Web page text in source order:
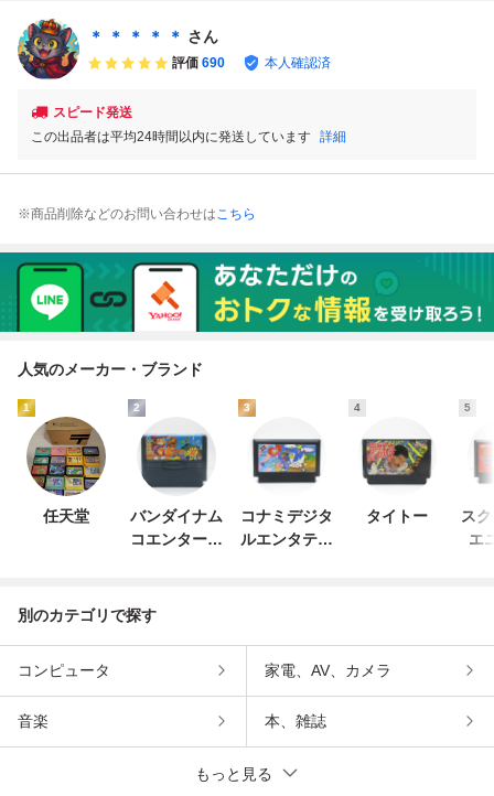
雄伝ワタル外伝
動作確認済 送料
無料
＊ ＊ ＊ ＊ ＊ さん
評価 690 本人確認済
スピード発送
この出品者は平均24時間以内に発送しています 詳細
※商品削除などのお問い合わせはこちら
人気のメーカー・ブランド
1
任天堂
2
バンダイナム
コエンターテ
3
コナミデジタ
ルエンタテイ
4
タイトー
5
ス
エ
別のカテゴリで探す
コンピュータ 家電、AV、カメラ
音楽 本、雑誌
もっと見る